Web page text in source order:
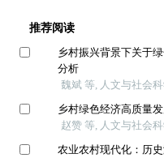
推荐阅读
乡村振兴背景下关于
分析
魏斌 等, 人文与社会
乡村绿色经济高质量
赵赞 等, 人文与社会
农业农村现代化：历